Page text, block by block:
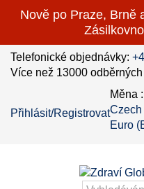
Nově po Praze, Brně
Telefonické objednávky:
Více než 13000
Přihlásit/Registrovat
Měna :
Czech
Euro